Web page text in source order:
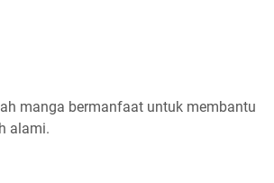
manga bermanfaat untuk membantu
alami.